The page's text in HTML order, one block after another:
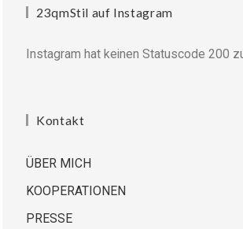
23qmStil auf Instagram
Instagram hat keinen Statuscode 200
Kontakt
ÜBER MICH
KOOPERATIONEN
PRESSE